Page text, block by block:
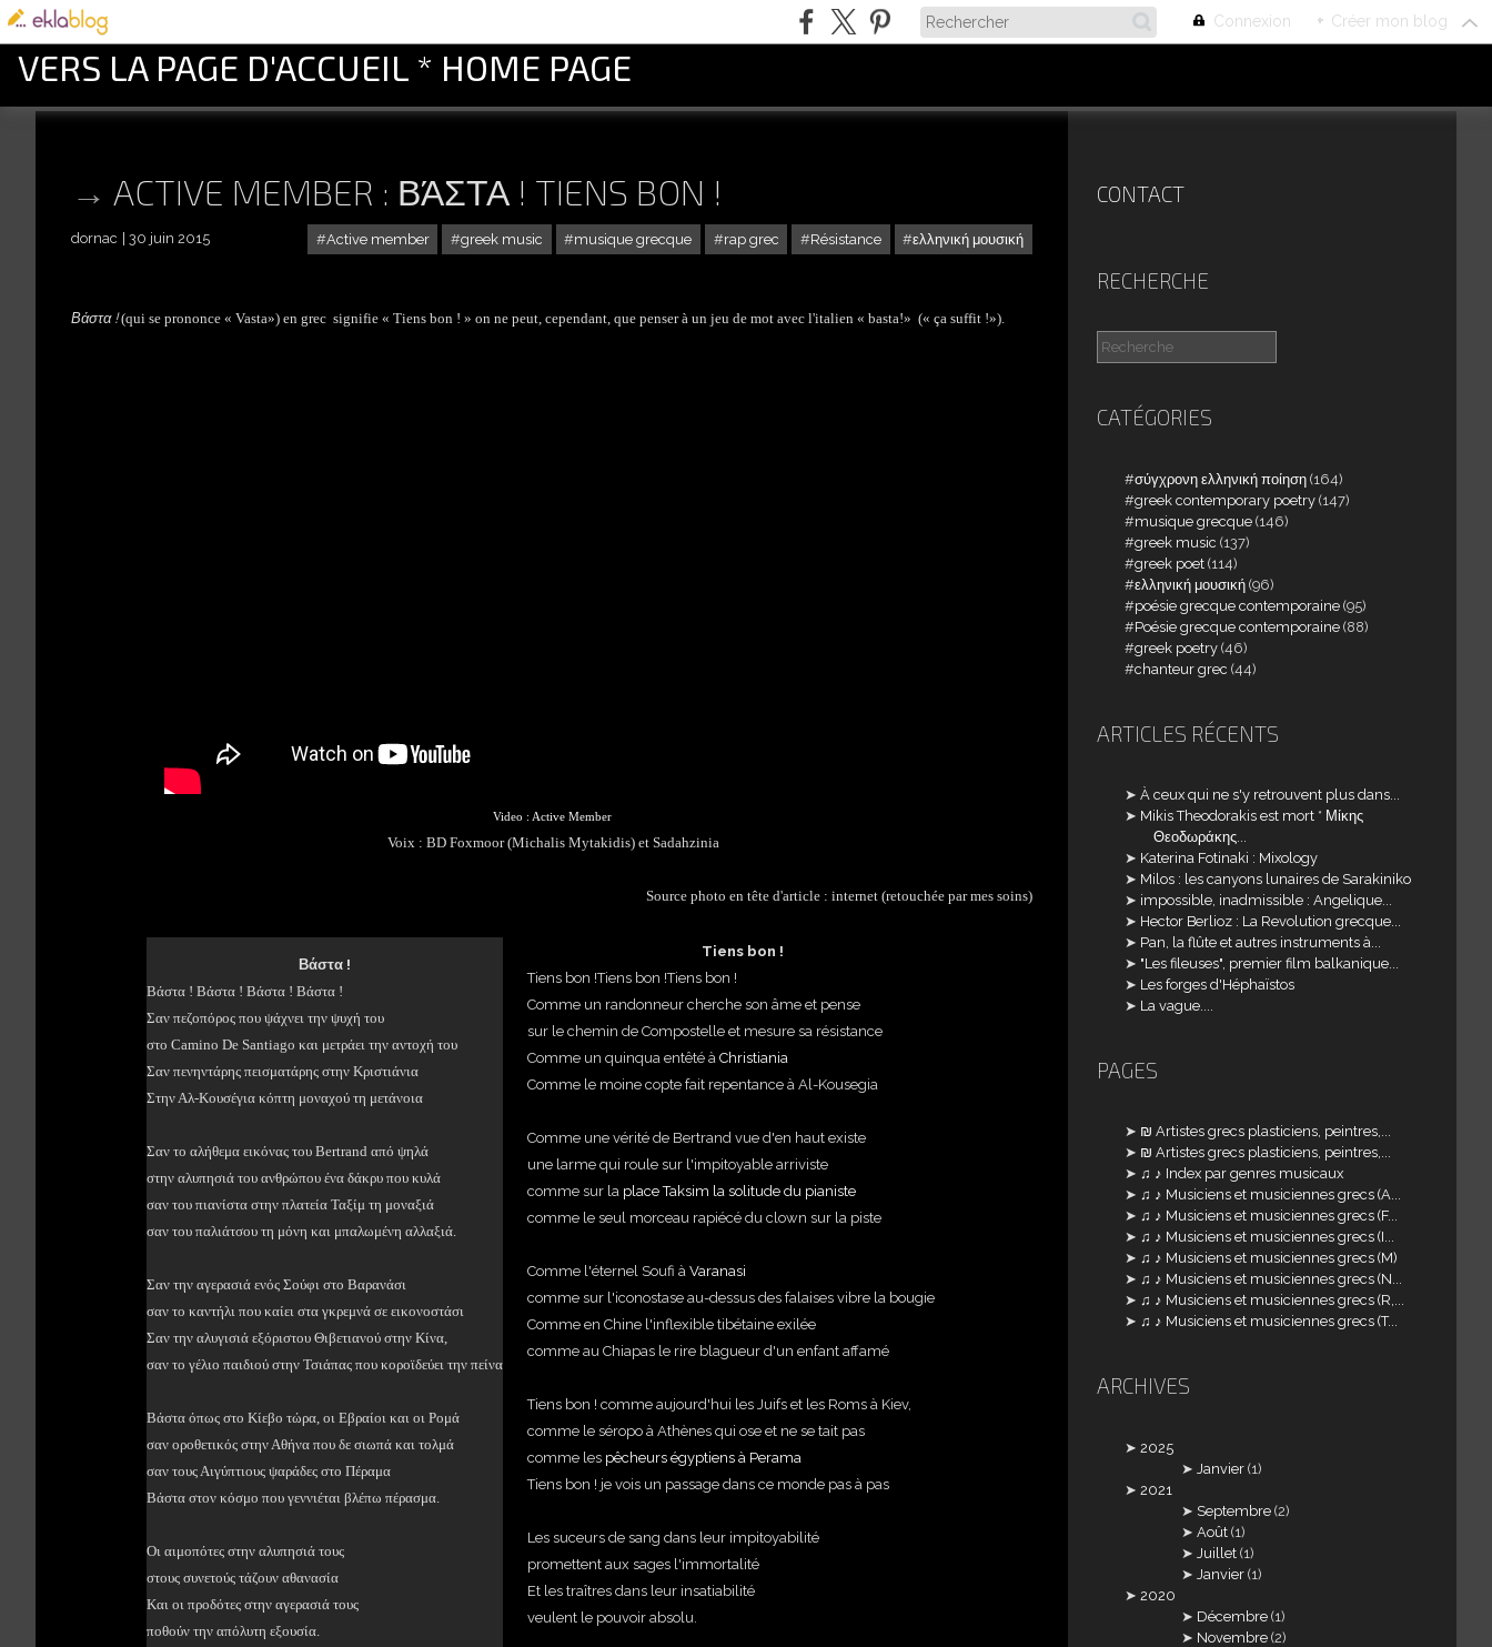
Connexion + Créer mon blog
VERS LA PAGE D'ACCUEIL * HOME PAGE
ACTIVE MEMBER : ΒΆΣΤΑ ! TIENS BON !
Active member greek music musique grecque rap grec Résistance ελληνική μουσική
dornac 30 juin 2015
Βάστα !(qui se prononce « Vasta») en grec signifie « Tiens bon ! » on ne peut, cependant, que penser à un jeu de mot avec l'italien « basta!» (« ça suffit !»).
Video : Active Member
Voix : BD Foxmoor (Michalis Mytakidis) et Sadahzinia
Source photo en tête d'article : internet (retouchée par mes soins)
Βάστα !
Βάστα ! Βάστα ! Βάστα ! Βάστα !
Σαν πεζοπόρος που ψάχνει την ψυχή του
στο Camino De Santiago και μετράει την αντοχή του
Σαν πενηντάρης πεισματάρης στην Κριστιάνια
Στην Αλ-Κουσέγια κόπτη μοναχού τη μετάνοια
Σαν το αλήθεμα εικόνας του Bertrand από ψηλά
στην αλυπησιά του ανθρώπου ένα δάκρυ που κυλά
σαν του πιανίστα στην πλατεία Ταξίμ τη μοναξιά
σαν του παλιάτσου τη μόνη και μπαλωμένη αλλαξιά.
Σαν την αγερασιά ενός Σούφι στο Βαρανάσι
σαν το καντήλι που καίει στα γκρεμνά σε εικονοστάσι
Σαν την αλυγισιά εξόριστου Θιβετιανού στην Κίνα,
σαν το γέλιο παιδιού στην Τσιάπας που κοροϊδεύει την πείνα
Βάστα όπως στο Κίεβο τώρα, οι Εβραίοι και οι Ρομά
σαν οροθετικός στην Αθήνα που δε σιωπά και τολμά
σαν τους Αιγύπτιους ψαράδες στο Πέραμα
Βάστα στον κόσμο που γεννιέται βλέπω πέρασμα.
Οι αιμοπότες στην αλυπησιά τους
στους συνετούς τάζουν αθανασία
Και οι προδότες στην αγερασιά τους
ποθούν την απόλυτη εξουσία.
Tiens bon !
Tiens bon !Tiens bon !Tiens bon !
Comme un randonneur cherche son âme et pense
sur le chemin de Compostelle et mesure sa résistance
Comme un quinqua entêté à Christiania
Comme le moine copte fait repentance à Al-Kousegia
Comme une vérité de Bertrand vue d'en haut existe
une larme qui roule sur l'impitoyable arriviste
comme sur la place Taksim la solitude du pianiste
comme le seul morceau rapiécé du clown sur la piste
Comme l'éternel Soufi à Varanasi
comme sur l'iconostase au-dessus des falaises vibre la bougie
Comme en Chine l'inflexible tibétaine exilée
comme au Chiapas le rire blagueur d'un enfant affamé
Tiens bon ! comme aujourd'hui les Juifs et les Roms à Kiev,
comme le séropo à Athènes qui ose et ne se tait pas
comme les pêcheurs égyptiens à Perama
Tiens bon ! je vois un passage dans ce monde pas à pas
Les suceurs de sang dans leur impitoyabilité
promettent aux sages l'immortalité
Et les traîtres dans leur insatiabilité
veulent le pouvoir absolu.
CONTACT
RECHERCHE
CATÉGORIES
σύγχρονη ελληνική ποίηση (164)
greek contemporary poetry (147)
musique grecque (146)
greek music (137)
greek poet (114)
ελληνική μουσική (96)
poésie grecque contemporaine (95)
Poésie grecque contemporaine (88)
greek poetry (46)
chanteur grec (44)
ARTICLES RÉCENTS
À ceux qui ne s'y retrouvent plus dans...
Mikis Theodorakis est mort * Μίκης
Θεοδωράκης...
Katerina Fotinaki : Mixology
Milos : les canyons lunaires de Sarakiniko
impossible, inadmissible : Angelique...
Hector Berlioz : La Revolution grecque...
Pan, la flûte et autres instruments à...
"Les fileuses", premier film balkanique...
Les forges d'Héphaïstos
La vague....
PAGES
₪ Artistes grecs plasticiens, peintres,...
₪ Artistes grecs plasticiens, peintres,...
♫ ♪ Index par genres musicaux
♫ ♪ Musiciens et musiciennes grecs (A...
♫ ♪ Musiciens et musiciennes grecs (F...
♫ ♪ Musiciens et musiciennes grecs (I...
♫ ♪ Musiciens et musiciennes grecs (M)
♫ ♪ Musiciens et musiciennes grecs (N...
♫ ♪ Musiciens et musiciennes grecs (R,...
♫ ♪ Musiciens et musiciennes grecs (T...
ARCHIVES
2025
Janvier (1)
2021
Septembre (2)
Août (1)
Juillet (1)
Janvier (1)
2020
Décembre (1)
Novembre (2)